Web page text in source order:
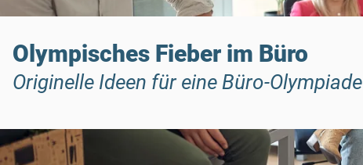
Olympisches Fieber im Büro
Originelle Ideen für eine Büro-Olympiade